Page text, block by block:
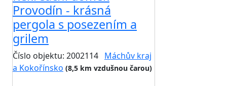
Provodín - krásná
pergola s posezením a
grilem
Číslo objektu: 2002114 Máchův kraj
a Kokořínsko (8,5 km vzdušnou čarou)